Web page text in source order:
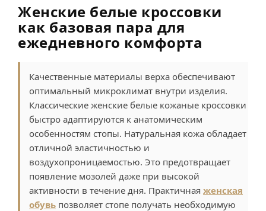
Женские белые кроссовки
как базовая пара для
ежедневного комфорта
Качественные материалы верха обеспечивают
оптимальный микроклимат внутри изделия.
Классические женские белые кожаные кроссовки
быстро адаптируются к анатомическим
особенностям стопы. Натуральная кожа обладает
отличной эластичностью и
воздухопроницаемостью. Это предотвращает
появление мозолей даже при высокой
активности в течение дня. Практичная женская
обувь позволяет стопе получать необходимую